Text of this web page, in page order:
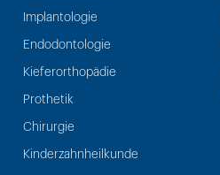
Implantologie
Endodontologie
Kieferorthopädie
Prothetik
Chirurgie
Kinderzahnheilkunde